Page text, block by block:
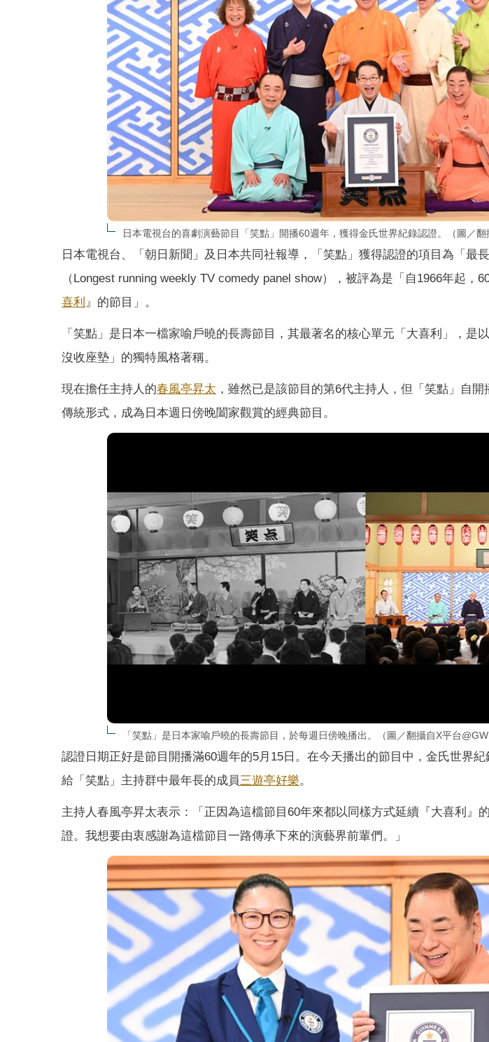
日本電視台的喜劇演藝節目「笑點」開播60週年，獲得金氏世界紀錄認證。（圖／翻
日本電視台、「朝日新聞」及日本共同社報導，「笑點」獲得認證的項目為「最
（Longest running weekly TV comedy panel show），被評為是「自1966年起，
喜利 』的節目」。
「笑點」是日本一檔家喻戶曉的長壽節目，其最著名的核心單元「大喜利」，是
沒收座墊」的獨特風格著稱。
現在擔任主持人的春風亭昇太 ，雖然已是該節目的第6代主持人，但「笑點」自
傳統形式，成為日本週日傍晚闔家觀賞的經典節目。
「笑點」是日本家喻戶曉的長壽節目，於每週日傍晚播出。（圖／翻攝自X平台
認證日期正好是節目開播滿60週年的5月15日。在今天播出的節目中，金氏世界
給「笑點」主持群中最年長的成員三遊亭好樂。
主持人春風亭昇太表示：「正因為這檔節目60年來都以同樣方式延續『大喜利』
證。我想要由衷感謝為這檔節目一路傳承下來的演藝界前輩們。」